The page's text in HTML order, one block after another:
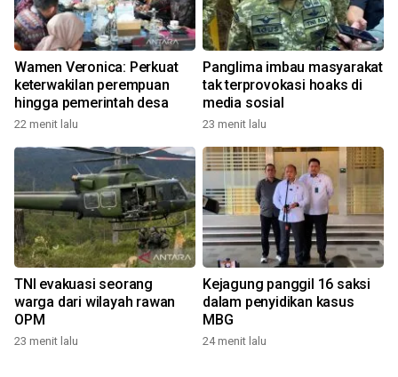
Wamen Veronica: Perkuat
keterwakilan perempuan
hingga pemerintah desa
22 menit lalu
Panglima imbau masyarakat
tak terprovokasi hoaks di
media sosial
23 menit lalu
TNI evakuasi seorang
warga dari wilayah rawan
OPM
23 menit lalu
Kejagung panggil 16 saksi
dalam penyidikan kasus
MBG
24 menit lalu